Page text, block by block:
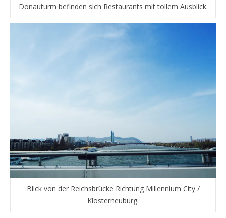
Donauturm befinden sich Restaurants mit tollem Ausblick.
Blick von der Reichsbrücke Richtung Millennium City /
Klosterneuburg.